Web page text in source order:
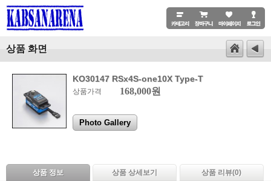
상품 화면
KO30147 RSx4S-one10X Type-T
상품가격 168,000원
Photo Gallery
상품 정보 상품 상세보기 상품 리뷰(0)